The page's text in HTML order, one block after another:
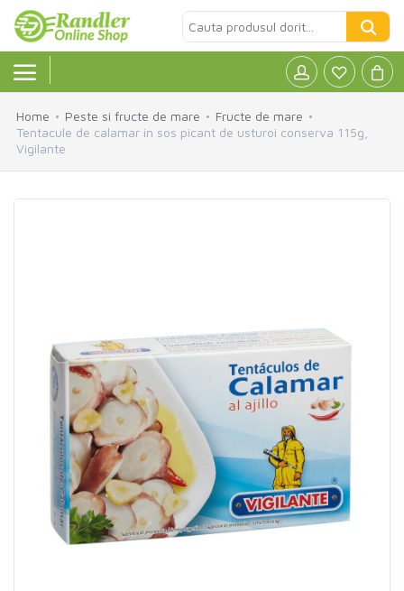
Alcool
Cafea »
»
Lactate »
Dulciuri si Snackuri
Carne »
Peste si fructe de mare »
Home Peste si fructe de mare
Fructe de mare
Tentacule de calamar in sos picant de usturoi conserva 115g,
Vigilante